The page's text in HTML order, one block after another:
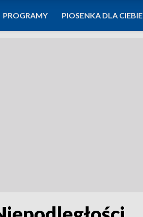
PROGRAMY PIOSENKA DLA CIEBIE